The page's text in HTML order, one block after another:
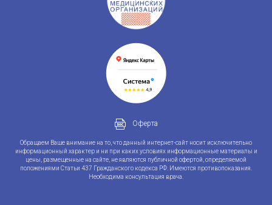
Оферта
Обращаем Ваше внимание на то, что данный интернет-сайт носит исключительно
информационный характер и ни при каких условиях информационные материалы и
цены, размещенные на сайте, не являются публичной офертой, определяемой
положениями Статьи 437 Гражданского кодекса РФ. Имеются противопоказания.
Необходима консультация врача.